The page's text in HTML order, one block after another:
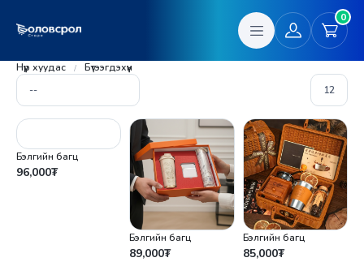
0
Нүүр хуудас Бүтээгдэхүүн
Бэлгийн багц
96,000₮
Бэлгийн багц
89,000₮
Бэлгийн багц
85,000₮